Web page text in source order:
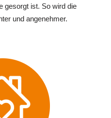
gesorgt ist. So wird die
und angenehmer.